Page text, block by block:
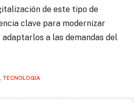
de este tipo de
clave para modernizar
a las demandas del
TECNOLOGIA